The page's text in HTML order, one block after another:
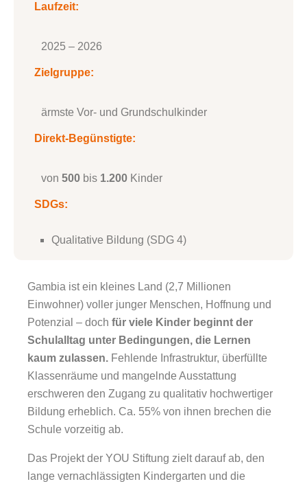
Laufzeit:
2025 – 2026
Zielgruppe:
ärmste Vor- und Grundschulkinder
Direkt-Begünstigte:
von 500 bis 1.200 Kinder
SDGs:
Qualitative Bildung (SDG 4)
Gambia ist ein kleines Land (2,7 Millionen
Einwohner) voller junger Menschen, Hoffnung und
Potenzial – doch für viele Kinder beginnt der
Schulalltag unter Bedingungen, die Lernen
kaum zulassen. Fehlende Infrastruktur, überfüllte
Klassenräume und mangelnde Ausstattung
erschweren den Zugang zu qualitativ hochwertiger
Bildung erheblich. Ca. 55% von ihnen brechen die
Schule vorzeitig ab.
Das Projekt der YOU Stiftung zielt darauf ab, den
lange vernachlässigten Kindergarten und die